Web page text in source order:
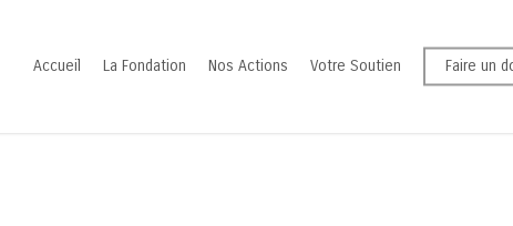
Accueil La Fondation Nos Actions Votre Soutien Faire un